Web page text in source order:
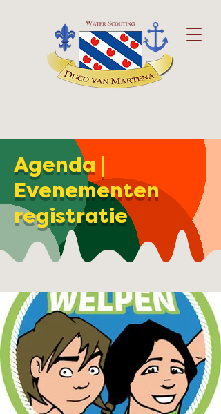
Agenda |
Evenementen
registratie